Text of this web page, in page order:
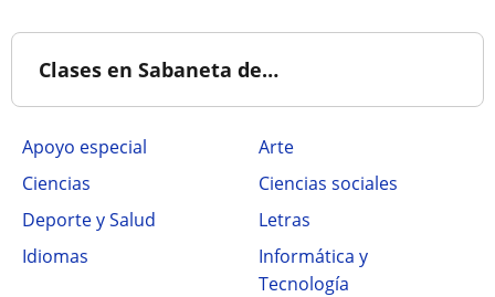
Clases en Sabaneta de…
Apoyo especial
Arte
Ciencias
Ciencias sociales
Deporte y Salud
Letras
Idiomas
Informática y
Tecnología